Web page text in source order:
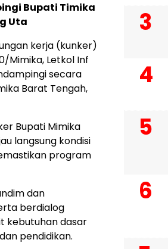
Bupati Timika
Uta
kerja (kunker)
Mimika, Letkol Inf
secara
Barat Tengah,
Bupati Mimika
langsung kondisi
program
dan
berdialog
kebutuhan dasar
pendidikan.